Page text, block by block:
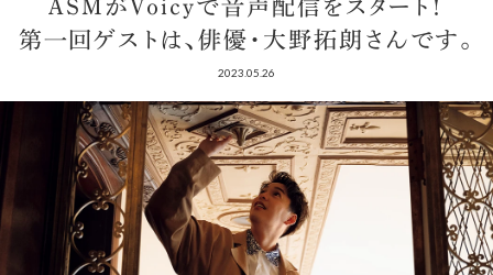
ASMがVoicyで音声配信をスタート！
第一回ゲストは、俳優・大野拓朗さんです。
2023.05.26